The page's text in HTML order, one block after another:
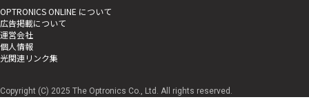
OPTRONICS ONLINE について
広告掲載について
運営会社
個人情報
光関連リンク集
Copyright (C) 2025 The Optronics Co., Ltd. All rights reserved.